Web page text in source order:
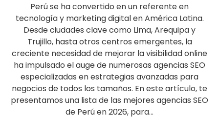
Perú se ha convertido en un referente en
tecnología y marketing digital en América Latina.
Desde ciudades clave como Lima, Arequipa y
Trujillo, hasta otros centros emergentes, la
creciente necesidad de mejorar la visibilidad online
ha impulsado el auge de numerosas agencias SEO
especializadas en estrategias avanzadas para
negocios de todos los tamaños. En este artículo, te
presentamos una lista de las mejores agencias SEO
de Perú en 2026, para...